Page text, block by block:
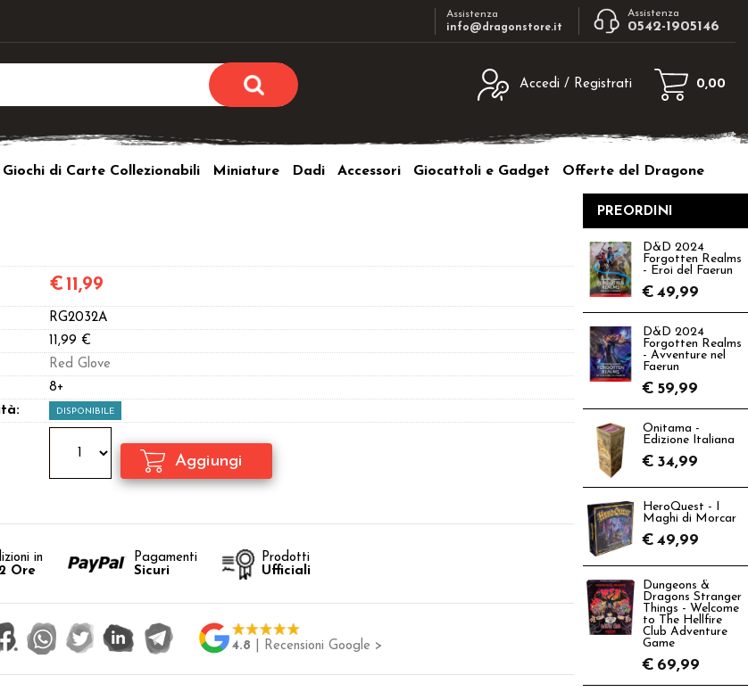
Assistenza
info@dragonstore.it
Assistenza
0542-1905146
Accedi / Registrati
utente e la password e poi clicca sul
Password:
sito clicca sul pulsante "Registrati"
0,00
Giochi di Carte Collezionabili Miniature Dadi Accessori Giocattoli e Gadget Offerte del Dragone
€ 11,99
RG2032A
11,99 €
Red Glove
8+
DISPONIBILE
in
Ore
Pagamenti
Sicuri
Prodotti
Ufficiali
4.8 | Recensioni Google >
PREORDINI
D&D 2024
Forgotten Realms
- Eroi del Faerun
€ 49,99
D&D 2024
Forgotten Realms
- Avventure nel
Faerun
€ 59,99
Onitama -
Edizione Italiana
€ 34,99
HeroQuest - I
Maghi di Morcar
€ 49,99
Dungeons &
Dragons Stranger
Things - Welcome
to The Hellfire
Club Adventure
Game
€ 69,99